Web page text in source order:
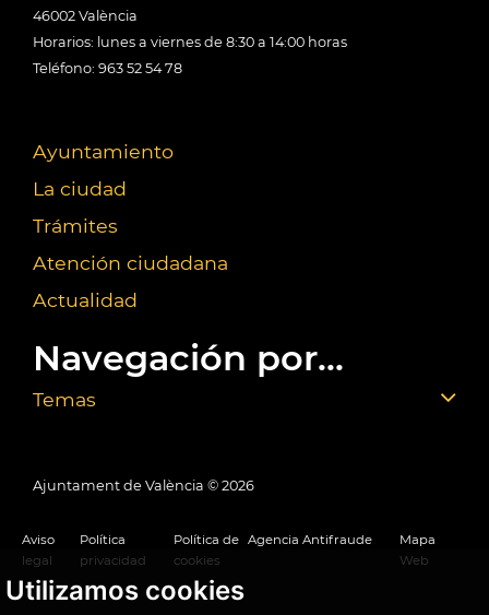
Utilizamos cookies
46002 València
Horarios: lunes a viernes de 8:30 a 14:00 horas
Teléfono: 963 52 54 78
Ayuntamiento
La ciudad
Trámites
Atención ciudadana
Actualidad
Navegación por...
Temas
Ajuntament de València © 2026
Aviso
legal
Política
privacidad
Política de
cookies
Agencia Antifraude
Mapa
Web